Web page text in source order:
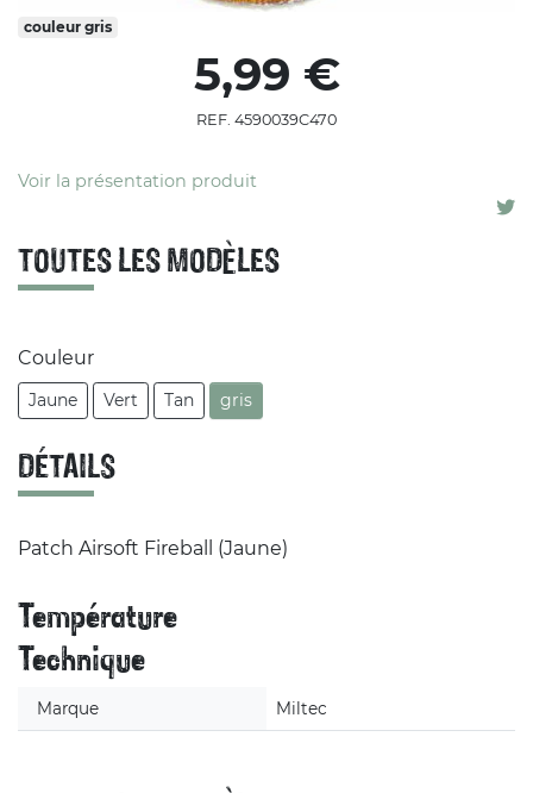
Voir la présentation produit
5,99 €
REF. 4590039C470
TOUTES LES MODÈLES
Couleur
Jaune Vert Tan gris
DÉTAILS
Patch Airsoft Fireball (Jaune)
Température
Technique
Marque Miltec
couleur gris